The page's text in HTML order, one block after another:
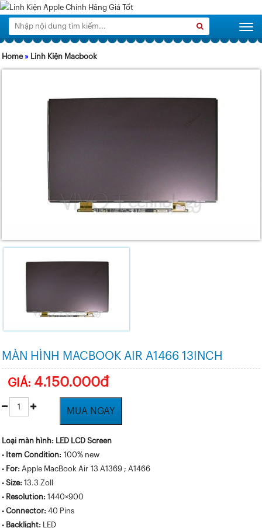
Tìm
kiếm:
Home» Linh Kiện Macbook
MÀN HÌNH MACBOOK AIR A1466 13INCH
GIÁ: 4.150.000đ
MUA NGAY
Loại màn hình: LED LCD Screen
• Item Condition: 100% new
• For: Apple MacBook Air 13 A1369 ; A1466
• Size: 13.3 Zoll
• Resolution: 1440×900
• Connector: 40 Pins
• Backlight: LED